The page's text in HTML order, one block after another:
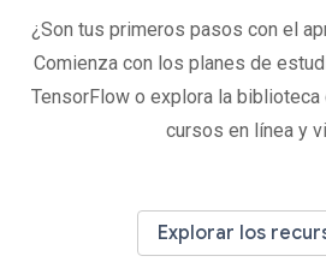
¿Son tus primeros pasos con el
Comienza con los planes de
TensorFlow o explora la
cursos en línea y
Explorar los